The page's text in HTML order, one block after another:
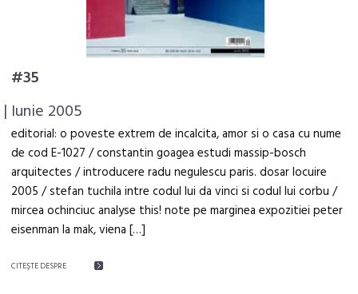
#35
| Iunie 2005
editorial: o poveste extrem de incalcita, amor si o casa cu nume
de cod E-1027 / constantin goagea estudi massip-bosch
arquitectes / introducere radu negulescu paris. dosar locuire
2005 / stefan tuchila intre codul lui da vinci si codul lui corbu /
mircea ochinciuc analyse this! note pe marginea expozitiei peter
eisenman la mak, viena […]
CITEŞTE DESPRE